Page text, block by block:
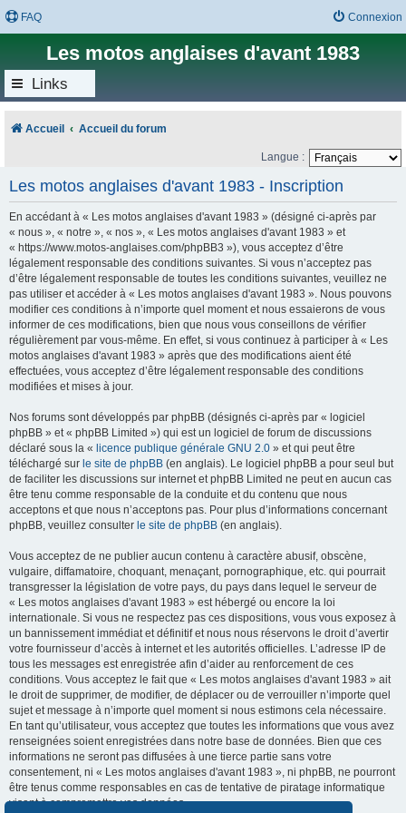
FAQ Connexion
Les motos anglaises d'avant 1983
Links
Accueil Accueil du forum
Langue :
Les motos anglaises d'avant 1983 - Inscription
En accédant à « Les motos anglaises d'avant 1983 » (désigné ci-après par
« nous », « notre », « nos », « Les motos anglaises d'avant 1983 » et
« https://www.motos-anglaises.com/phpBB3 »), vous acceptez d’être
légalement responsable des conditions suivantes. Si vous n’acceptez pas
d’être légalement responsable de toutes les conditions suivantes, veuillez ne
pas utiliser et accéder à « Les motos anglaises d'avant 1983 ». Nous pouvons
modifier ces conditions à n’importe quel moment et nous essaierons de vous
informer de ces modifications, bien que nous vous conseillons de vérifier
régulièrement par vous-même. En effet, si vous continuez à participer à « Les
motos anglaises d'avant 1983 » après que des modifications aient été
effectuées, vous acceptez d’être légalement responsable des conditions
modifiées et mises à jour.
Nos forums sont développés par phpBB (désignés ci-après par « logiciel
phpBB » et « phpBB Limited ») qui est un logiciel de forum de discussions
déclaré sous la « licence publique générale GNU 2.0 » et qui peut être
téléchargé sur le site de phpBB (en anglais). Le logiciel phpBB a pour seul but
de faciliter les discussions sur internet et phpBB Limited ne peut en aucun cas
être tenu comme responsable de la conduite et du contenu que nous
acceptons et que nous n’acceptons pas. Pour plus d’informations concernant
phpBB, veuillez consulter le site de phpBB (en anglais).
Vous acceptez de ne publier aucun contenu à caractère abusif, obscène,
vulgaire, diffamatoire, choquant, menaçant, pornographique, etc. qui pourrait
transgresser la législation de votre pays, du pays dans lequel le serveur de
« Les motos anglaises d'avant 1983 » est hébergé ou encore la loi
internationale. Si vous ne respectez pas ces dispositions, vous vous exposez à
un bannissement immédiat et définitif et nous nous réservons le droit d’avertir
votre fournisseur d’accès à internet et les autorités officielles. L’adresse IP de
tous les messages est enregistrée afin d’aider au renforcement de ces
conditions. Vous acceptez le fait que « Les motos anglaises d'avant 1983 » ait
le droit de supprimer, de modifier, de déplacer ou de verrouiller n’importe quel
sujet et message à n’importe quel moment si nous estimons cela nécessaire.
En tant qu’utilisateur, vous acceptez que toutes les informations que vous avez
renseignées soient enregistrées dans notre base de données. Bien que ces
informations ne seront pas diffusées à une tierce partie sans votre
consentement, ni « Les motos anglaises d'avant 1983 », ni phpBB, ne pourront
être tenus comme responsables en cas de tentative de piratage informatique
visant à compromettre vos données.